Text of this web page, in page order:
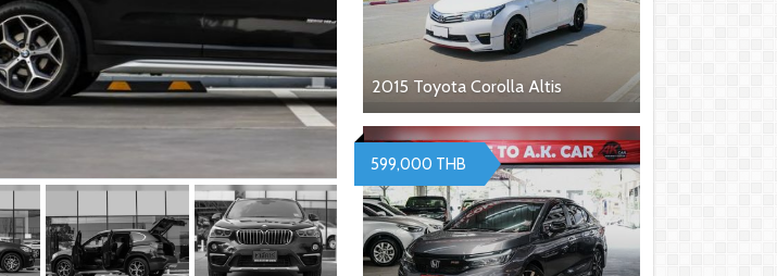
2015 Toyota Corolla Altis
599,000 THB